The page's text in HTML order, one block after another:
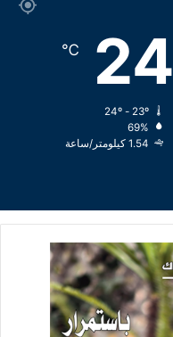
24
℃
69%
1.54 كيلومتر/ساعة